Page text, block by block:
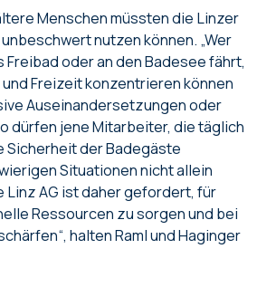
Menschen müssten die Linzer
nutzen können. „Wer
Freibad oder an den Badesee fährt,
Freizeit konzentrieren können
Auseinandersetzungen oder
dürfen jene Mitarbeiter, die täglich
Sicherheit der Badegäste
Situationen nicht allein
Linz AG ist daher gefordert, für
Ressourcen zu sorgen und bei
halten Raml und Haginger